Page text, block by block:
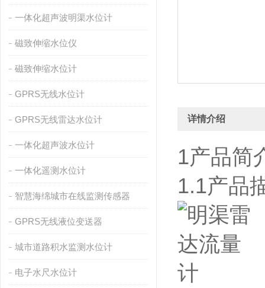
一体化超声波明渠水位计
磁致伸缩水位仪
磁致伸缩水位计
GPRS无线水位计
GPRS无线雷达水位计
一体化超声波水位计
一体化遥测水位计
智慧海绵城市在线监测传感器
GPRS无线液位变送器
城市道路积水监测水位计
电子水尺水位计
详情介绍
1产品简
1.1产品